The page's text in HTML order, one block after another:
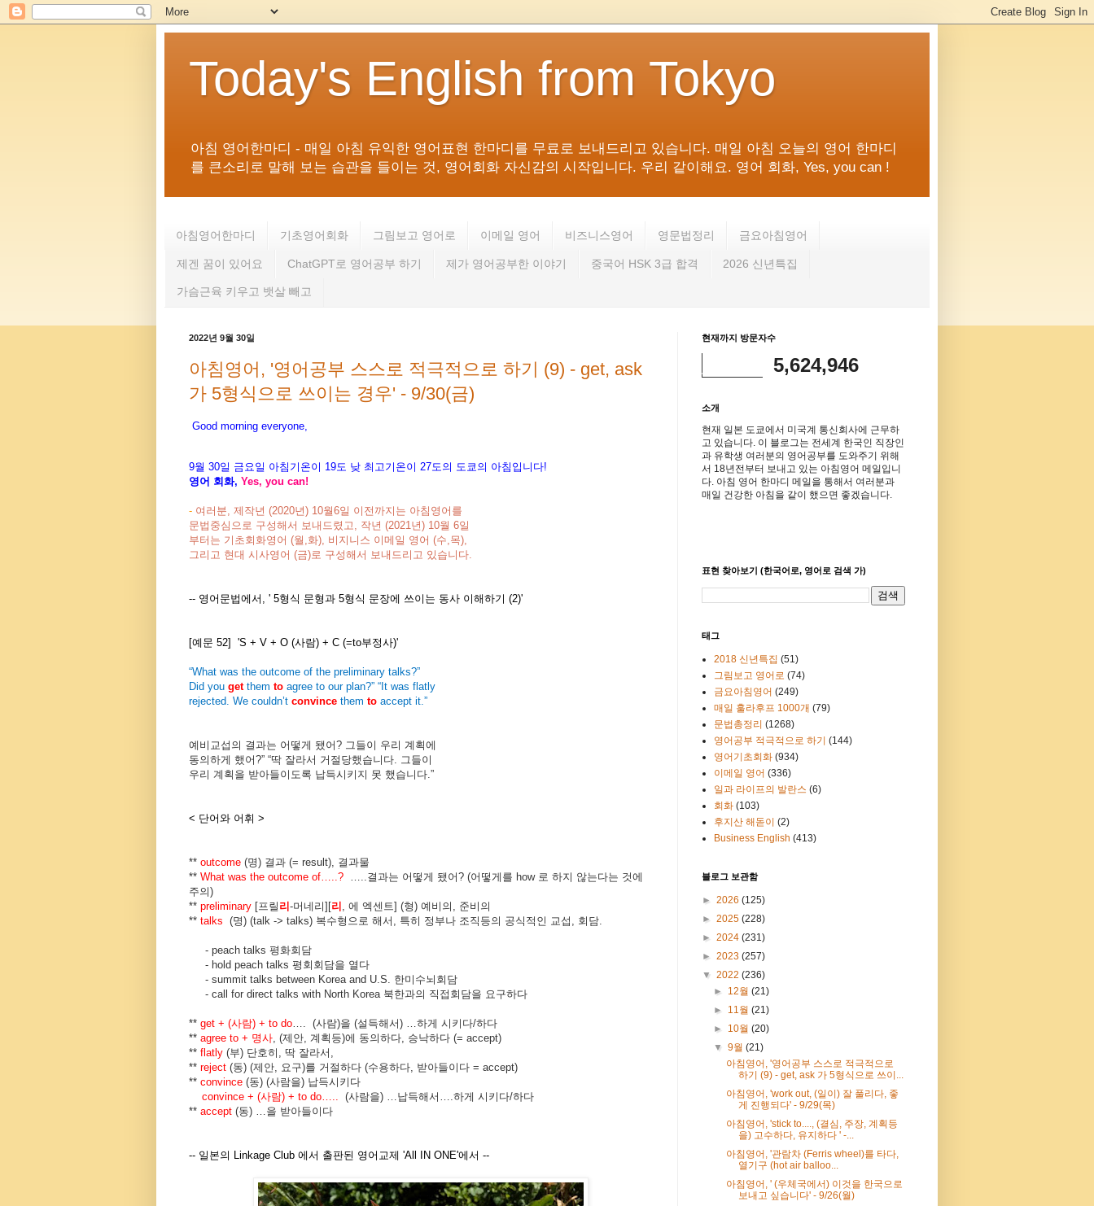
Today's English from Tokyo
아침 영어한마디 - 매일 아침 유익한 영어표현 한마디를 무료로 보내드리고 있습니다. 매일 아침 오늘의 영어 한마디
를 큰소리로 말해 보는 습관을 들이는 것, 영어회화 자신감의 시작입니다. 우리 같이해요. 영어 회화, Yes, you can !
아침영어한마디 기초영어회화 그림보고 영어로 이메일 영어 비즈니스영어 영문법정리 금요아침영어
제겐 꿈이 있어요 ChatGPT로 영어공부 하기 제가 영어공부한 이야기 중국어 HSK 3급 합격 2026 신년특집
가슴근육 키우고 뱃살 빼고
2022년 9월 30일
아침영어, '영어공부 스스로 적극적으로 하기 (9) - get, ask
가 5형식으로 쓰이는 경우' - 9/30(금)
Good morning everyone,
9월 30일 금 요일 아침기온이 19도 낮 최고기온이 27도의 도쿄의 아침입니다!
영어 회화, Yes, you can!
- 여러분, 제작년 (2020년) 10월6일 이전까지는 아침영어를
문법중심으로 구성해서 보내드렸고, 작년 (2021년) 10월 6일
부터는 기초회화영어 (월,화), 비지니스 이메일 영어 (수,목),
그리고 현대 시사영어 (금)로 구성해서 보내드리고 있습니다.
-- 영어문법에서, ' 5형식 문형과 5형식 문장에 쓰이는 동사 이해하기 (2)'
[예문 52] 'S + V + O (사람) + C (=to부정사)'
“What was the outcome of the preliminary talks?”
Did you get them to agree to our plan?” “It was flatly
rejected. We couldn’t convince them to accept it.”
예비교섭의 결과는 어떻게 됐어? 그들이 우리 계획에
동의하게 했어?” “딱 잘라서 거절당했습니다
그들이
우리 계획을 받아들이도록 납득시키지 못 했습니다 .”
< 단어와 어휘 >
** outcome (명) 결과 (= result), 결과물
** What was the outcome of…..? 결과는 어떻게 됐어? (어떻게를 how 로 하지 않는다는 것에
주의)
** preliminary [프릴 리-머네리][리 에 엑센트] (형) 예비의
준비의
** talks (명) (talk -> talks) 복수형으로 해서 특히 정부나 조직등의 공식적인 교섭 회담
- peach talks 평화회담
- hold peach talks 평회회담을 열다
- summit talks between Korea and U.S. 한미수뇌회담
- call for direct talks with North Korea 북한과의 직접회담을 요구하다
** get + (사람) + to do …. (사람)을 (설득해서) … 하게 시키다/하다
** agree to + 명사 , (제안 계획등)에 동의하다 승낙하다 (= accept)
** flatly (부) 단호히 딱 잘라서
** reject (동) (제안 요구)를 거절하다 (수용하다, 받아들이다 = accept)
** convince (동) (사람을) 납득시키다
convince + (사람) + to do….. (사람을) … 납득해서 하게 시키다/하다
** accept (동) … 을 받아들이다
-- 일본의 Linkage Club 에서 출판된 영어교제 'All IN ONE'에서 --
현재까지 방문자수
5,624,946
소개
현재 일본 도쿄에서 미국계 통신회사에 근무하
고 있습니다. 이 블로그는 전세계 한국인 직장인
과 유학생 여러분의 영어공부를 도와주기 위해
서 18년전부터 보내고 있는 아침영어 메일입니
다. 아침 영어 한마디 메일을 통해서 여러분과
매일 건강한 아침을 같이 했으면 좋겠습니다.
표현 찾아보기 (한국어로, 영어로 검색 가)
태그
2018 신년특집 (51)
그림보고 영어로 (74)
금요아침영어 (249)
매일 훌라후프 1000개 (79)
문법총정리 (1268)
영어공부 적극적으로 하기 (144)
영어기초회화 (934)
이메일 영어 (336)
일과 라이프의 발란스 (6)
회화 (103)
후지산 해돋이 (2)
Business English (413)
블로그 보관함
► 2026 (125)
► 2025 (228)
► 2024 (231)
► 2023 (257)
▼ 2022 (236)
► 12월(21)
► 11월(21)
► 10월(20)
▼9월(21)
아침영어, '영어공부 스스로 적극적으로
하기 (9) - get, ask 가 5형식으로 쓰이...
아침영어, 'work out, (일이) 잘 풀리다, 좋
게 진행되다' - 9/29(목)
아침영어, 'stick to...., (결심, 주장, 계획등
을) 고수하다, 유지하다 ' -...
아침영어, '관람차 (Ferris wheel)를 타다,
열기구 (hot air balloo...
아침영어, ' (우체국에서) 이것을 한국으로
보내고 싶습니다' - 9/26(월)